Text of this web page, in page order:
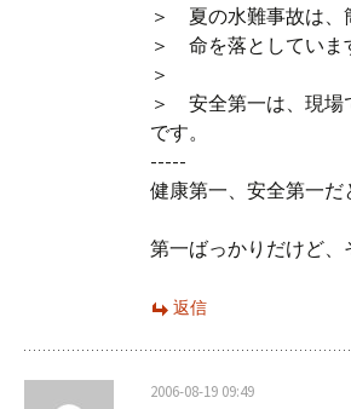
＞ 夏の水難事故は、
＞ 命を落としていま
＞
＞ 安全第一は、現場
です。
-----
健康第一、安全第一だ
第一ばっかりだけど、
返信
2006-08-19 09:49